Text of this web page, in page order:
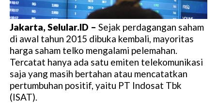
Jakarta, Selular.ID – Sejak perdagangan saham
di awal tahun 2015 dibuka kembali, mayoritas
harga saham telko mengalami pelemahan.
Tercatat hanya ada satu emiten telekomunikasi
saja yang masih bertahan atau mencatatkan
pertumbuhan positif, yaitu PT Indosat Tbk
(ISAT).